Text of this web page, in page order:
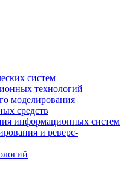
систем
технологий
моделирования
средств
информационных систем
и реверс-